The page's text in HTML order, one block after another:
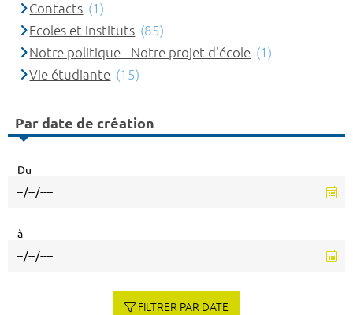
Contacts (1)
Ecoles et instituts (85)
Notre politique - Notre projet d'école (1)
Vie étudiante (15)
Par date de création
Du
à
FILTRER PAR DATE